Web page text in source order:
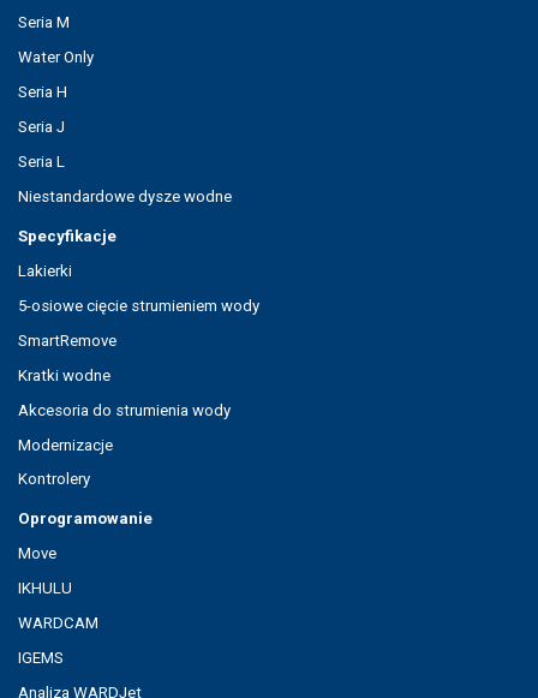
Seria M
Water Only
Seria H
Seria J
Seria L
Niestandardowe dysze wodne
Specyfikacje
Lakierki
5-osiowe cięcie strumieniem wody
SmartRemove
Kratki wodne
Akcesoria do strumienia wody
Modernizacje
Kontrolery
Oprogramowanie
Move
IKHULU
WARDCAM
IGEMS
Analiza WARDJet